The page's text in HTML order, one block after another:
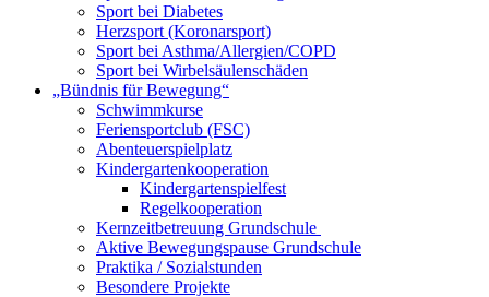
Sport bei Diabetes
Herzsport (Koronarsport)
Sport bei Asthma/Allergien/COPD
Sport bei Wirbelsäulenschäden
„Bündnis für Bewegung“
Schwimmkurse
Feriensportclub (FSC)
Abenteuerspielplatz
Kindergartenkooperation
Kindergartenspielfest
Regelkooperation
Kernzeitbetreuung Grundschule
Aktive Bewegungspause Grundschule
Praktika / Sozialstunden
Besondere Projekte